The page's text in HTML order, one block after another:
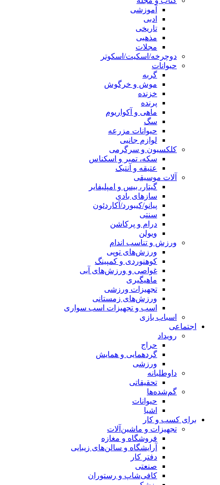
آموزشی
ادبی
تاریخی
مذهبی
مجلات
دوچرخه/اسکیت/اسکوتر
حیوانات
گربه
موش و خرگوش
خزنده
پرنده
ماهی و آکواریوم
سگ
حیوانات مزرعه
لوازم جانبی
کلکسیون و سرگرمی
سکه، تمبر و اسکناس
عتیقه و آنتیک
آلات موسیقی
گیتار، بیس و امپلیفایر
سازهای بادی
پیانو/کیبورد/آکاردئون
سنتی
درام و پرکاشن
ویولن
ورزش و تناسب اندام
ورزش‌های توپی
کوهنوردی و کمپینگ
غواصی و ورزش‌های آبی
ماهیگیری
تجهیزات ورزشی
ورزش‌های زمستانی
اسب و تجهیزات اسب سواری
اسباب‌ بازی
اجتماعی
رویداد
حراج
گردهمایی و همایش
ورزشی
داوطلبانه
تحقیقاتی
گم‌شده‌ها
حیوانات
اشیا
برای کسب و کار
تجهیزات و ماشین‌آلات
فروشگاه و مغازه
آرایشگاه و سالن‌های زیبایی
دفتر کار
صنعتی
کافی‌شاپ و رستوران